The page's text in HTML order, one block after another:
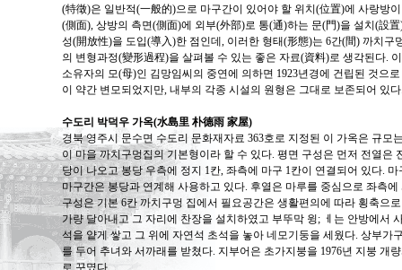
(特徵)은 일반적(一般的)으로 마구간이 있어야 할 위치(位置)에 사랑방
(側面), 상방의 측면(側面)에 외부(外部)로 통(通)하는 문(門)을 설치(設
성(開放性)을 도입(導入)한 점인데, 이러한 형태(形態)는 6간(間) 까치
의 변형과정(變形過程)을 살펴볼 수 있는 좋은 자료(資料)로 생각된다.
소유자의 모(母)인 김망임씨의 중연에 의하면 1923년경에 건립된 것으
이 약간 변모되었지만, 내부의 각종 시설의 원형은 그대로 보존되어 있
수도리 박덕우 가옥(水島里 朴德雨 家屋)
경북 영주시 문수면 수도리 문화재자료 363호로 지정된 이 가옥은 규모
이 마을 까치구멍집의 기본형이라 할 수 있다. 평면 구성은 먼저 전열은
당이 나오고 봉당 우측에 정지 1칸, 좌측에 마구 1칸이 연결되어 있다.
마구간은 봉당과 연계해 사용하고 있다. 후열은 마루를 중심으로 좌측
구성은 기본 6칸 까치구멍 집에서 필요공간은 생활편의에 따라 횡축으
가량 달아내고 그 자리에 찬장을 설치하였고 부뚜막 윙; ㅔ는 안방에서
석을 얕게 쌓고 그 위에 자연석 초석을 놓아 네모기둥을 세웠다. 상부가
를 두어 추녀와 서까래를 받쳤다. 지부어은 초가지붕을 1976년 지붕 개
로 꾸몄다.